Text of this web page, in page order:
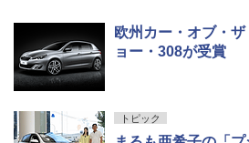
欧州カー・オブ・
ョー・308が受賞
トピック